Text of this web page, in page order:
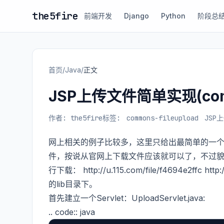
the5fire 前端开发 Django Python 阶段总
首页/Java/正文
JSP上传文件简单实现
作者: the5fire标签: commons-fileupload JSP
网上相关的例子比较多，这里只给出最简单的
件，按说从官网上下载文件应该就可以了，不过
行下载： http://u.115.com/file/f4694e2ffc
的lib目录下。
首先建立一个Servlet：UploadServlet.java:
.. code:: java